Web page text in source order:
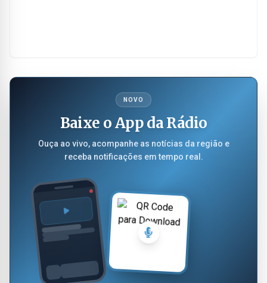
NOVO
Baixe o App da Rádio
Ouça ao vivo, acompanhe as notícias da região e
receba notificações em tempo real.